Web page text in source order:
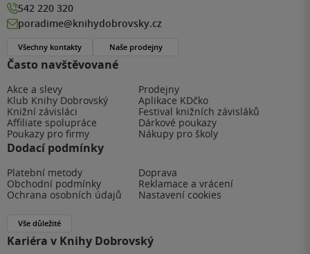
Často navštěvované
Akce a slevy
Prodejny
Klub Knihy Dobrovský
Aplikace KDčko
Knižní závisláci
Festival knižních závisláků
Affiliate spolupráce
Dárkové poukazy
Poukazy pro firmy
Nákupy pro školy
Dodací podmínky
Platební metody
Doprava
Obchodní podmínky
Reklamace a vrácení
Ochrana osobních údajů
Nastavení cookies
Vše důležité
Kariéra v Knihy Dobrovský
542 220 320
poradime@knihydobrovsky.cz
Všechny kontakty Naše prodejny